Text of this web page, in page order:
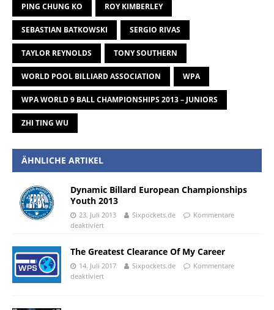
PING CHUNG KO ROY KIMBERLEY
SEBASTIAN BATKOWSKI SERGIO RIVAS
TAYLOR REYNOLDS TONY SOUTHERN
WORLD POOL BILLIARD ASSOCIATION WPA
WPA WORLD 9 BALL CHAMPIONSHIPS 2013 – JUNIORS
ZHI TING WU
ÄHNLICHE ARTIKEL
Dynamic Billard European Championships
Youth 2013
23. Juli 2013 Sixpockets.de
Kommentare
deaktiviert
The Greatest Clearance Of My Career
14. Juli 2017 Sixpockets.de
Kommentare
deaktiviert